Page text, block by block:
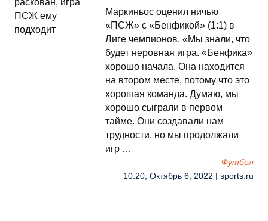
Маркиньос оценил ничью
«ПСЖ» с «Бенфикой» (1:1) в
Лиге чемпионов. «Мы знали, что
будет неровная игра. «Бенфика»
хорошо начала. Она находится
на втором месте, потому что это
хорошая команда. Думаю, мы
хорошо сыграли в первом
тайме. Они создавали нам
трудности, но мы продолжали
игр …
Футбол
10:20, Октябрь 6, 2022 | sports.ru